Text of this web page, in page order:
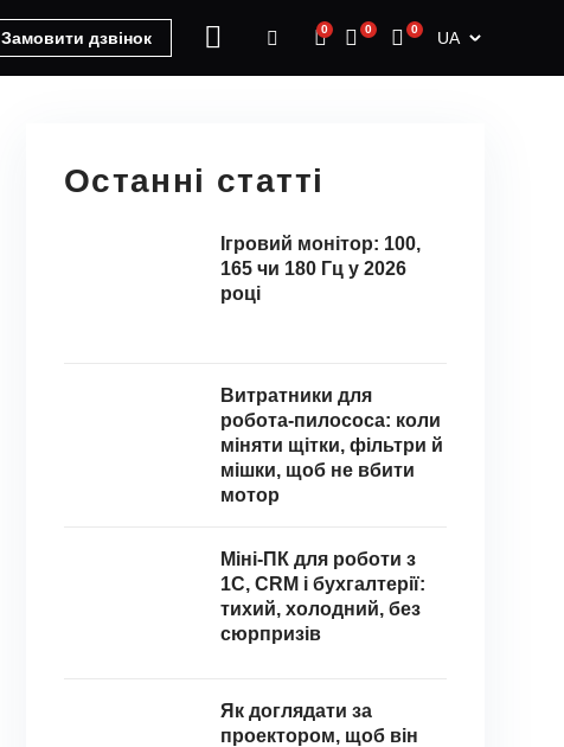
Замовити дзвінок 0 0 0 UA
Останні статті
Ігровий монітор: 100,
165 чи 180 Гц у 2026
році
Витратники для
робота-пилососа: коли
міняти щітки, фільтри й
мішки, щоб не вбити
мотор
Міні-ПК для роботи з
1С, CRM і бухгалтерії:
тихий, холодний, без
сюрпризів
Як доглядати за
проектором, щоб він